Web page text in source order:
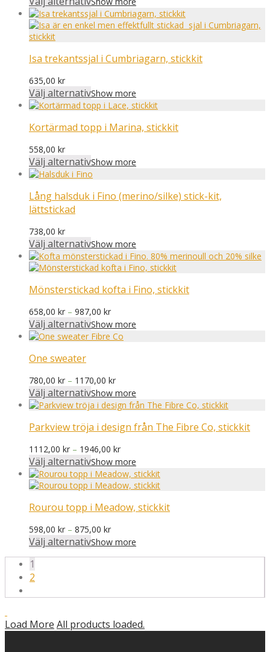
Isa trekantssjal i Cumbriagarn, stickkit
635,00 kr
Välj alternativShow more
Kortärmad topp i Marina, stickkit
558,00 kr
Välj alternativShow more
Lång halsduk i Fino (merino/silke) stick-kit,
lättstickad
738,00 kr
Välj alternativShow more
Mönsterstickad kofta i Fino, stickkit
658,00 kr – 987,00 krPrisintervall:
658,00 kr
till
Välj alternativShow more
One sweater
780,00 kr – 1170,00 krPrisintervall:
780,00 kr
till
1170,00 kr
Välj alternativShow more
Parkview tröja i design från The Fibre Co, stickkit
1112,00 kr – 1946,00 krPrisintervall:
1112,00 kr
till
1946,00 kr
Välj alternativShow more
Rourou topp i Meadow, stickkit
598,00 kr – 875,00 krPrisintervall:
598,00 kr
Välj alternativShow more
1
2
Load More All products loaded.